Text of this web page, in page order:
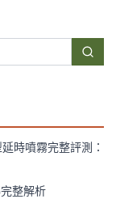
時噴霧完整評測：
整解析